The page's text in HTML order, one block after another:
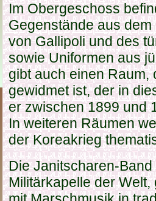
Im Obergeschoss
Gegenstände aus
von Gallipoli und des
sowie Uniformen aus
gibt auch einen Raum,
gewidmet ist, der in
er zwischen 1899 und
In weiteren Räumen
der Koreakrieg
Die Janitscharen-Band
Militärkapelle der